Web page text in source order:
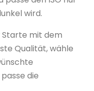
wird.
Starte mit dem
Qualität, wähle
die